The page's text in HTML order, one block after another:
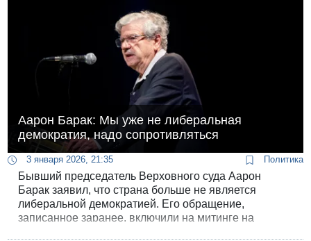
Аарон Барак: Мы уже не либеральная
демократия, надо сопротивляться
3 января 2026, 21:35 Политика
Бывший председатель Верховного суда Аарон
Барак заявил, что страна больше не является
либеральной демократией. Его обращение,
записанное заранее, включили на митинге на